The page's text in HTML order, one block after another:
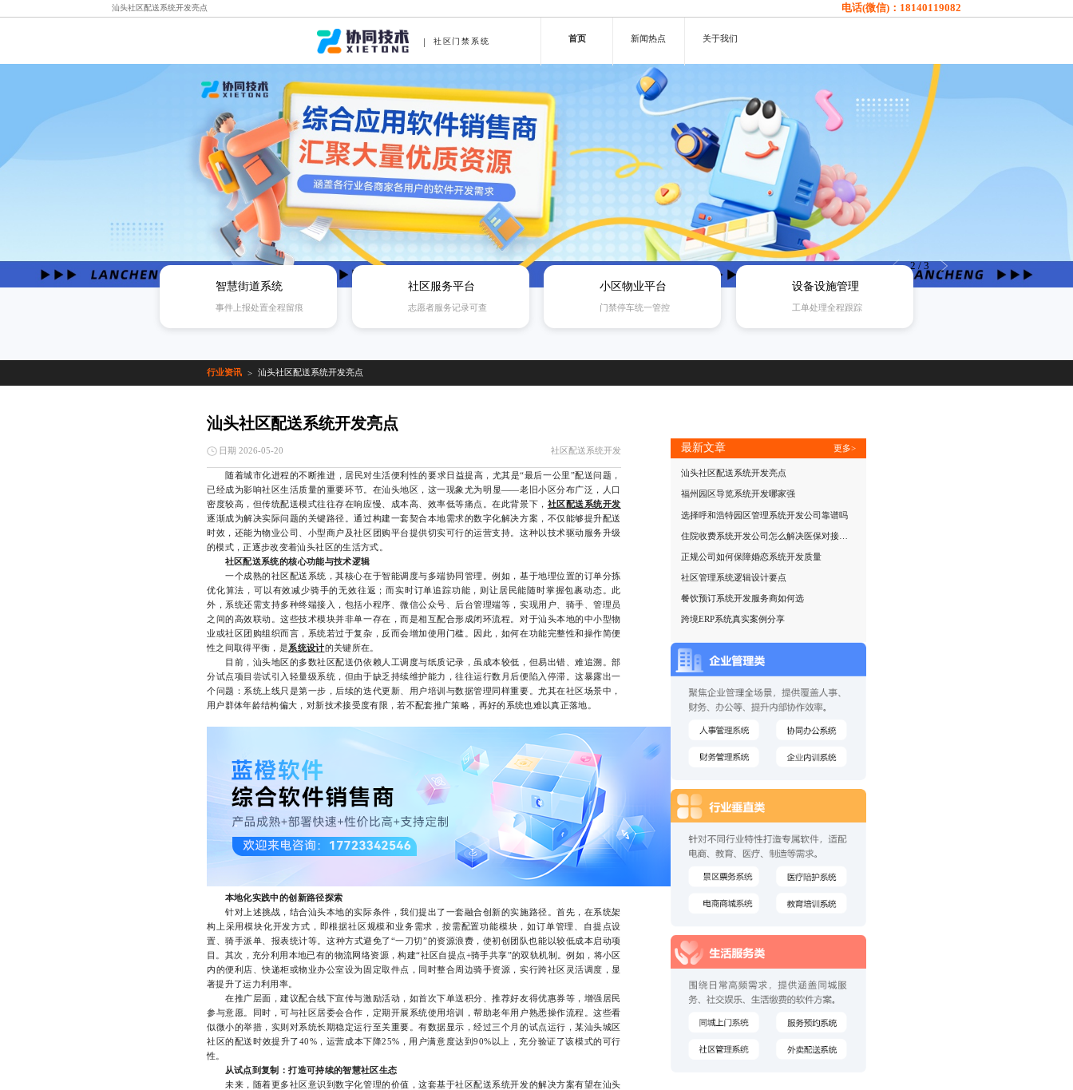
汕头社区配送系统开发亮点 电话(微信)： 18140119082
社区门禁系统 首页 新闻热点 关于我们
3/3
智慧街道系统
事件上报处置全程留痕
社区服务平台
志愿者服务记录可查
小区物业平台
门禁停车统一管控
设备设施管理
工单处理全程跟踪
行业资讯 > 汕头社区配送系统开发亮点
汕头社区配送系统开发亮点
日期 2026-05-20 社区配送系统开发
随着城市化进程的不断推进，居民对生活便利性的要求日益提高，尤其是“最后一公里”配送问题，
已经成为影响社区生活质量的重要环节。在汕头地区，这一现象尤为明显——老旧小区分布广泛，人口
密度较高，但传统配送模式往往存在响应慢、成本高、效率低等痛点。在此背景下， 社区配送系统开发
逐渐成为解决实际问题的关键路径。通过构建一套契合本地需求的数字化解决方案，不仅能够提升配送
时效，还能为物业公司、小型商户及社区团购平台提供切实可行的运营支持。这种以技术驱动服务升级
的模式，正逐步改变着汕头社区的生活方式。
社区配送系统的核心功能与技术逻辑
一个成熟的社区配送系统，其核心在于智能调度与多端协同管理。例如，基于地理位置的订单分拣
优化算法，可以有效减少骑手的无效往返；而实时订单追踪功能，则让居民能随时掌握包裹动态。此
外，系统还需支持多种终端接入，包括小程序、微信公众号、后台管理端等，实现用户、骑手、管理员
之间的高效联动。这些技术模块并非单一存在，而是相互配合形成闭环流程。对于汕头本地的中小型物
业或社区团购组织而言，系统若过于复杂，反而会增加使用门槛。因此，如何在功能完整性和操作简便
性之间取得平衡，是系统设计的关键所在。
目前，汕头地区的多数社区配送仍依赖人工调度与纸质记录，虽成本较低，但易出错、难追溯。部
分试点项目尝试引入轻量级系统，但由于缺乏持续维护能力，往往运行数月后便陷入停滞。这暴露出一
个问题：系统上线只是第一步，后续的迭代更新、用户培训与数据管理同样重要。尤其在社区场景中，
用户群体年龄结构偏大，对新技术接受度有限，若不配套推广策略，再好的系统也难以真正落地。
本地化实践中的创新路径探索
针对上述挑战，结合汕头本地的实际条件，我们提出了一套融合创新的实施路径。首先，在系统架
构上采用模块化开发方式，即根据社区规模和业务需求，按需配置功能模块，如订单管理、自提点设
置、骑手派单、报表统计等。这种方式避免了“一刀切”的资源浪费，使初创团队也能以较低成本启动项
目。其次，充分利用本地已有的物流网络资源，构建“社区自提点+骑手共享”的双轨机制。例如，将小区
内的便利店、快递柜或物业办公室设为固定取件点，同时整合周边骑手资源，实行跨社区灵活调度，显
著提升了运力利用率。
在推广层面，建议配合线下宣传与激励活动，如首次下单送积分、推荐好友得优惠券等，增强居民
参与意愿。同时，可与社区居委会合作，定期开展系统使用培训，帮助老年用户熟悉操作流程。这些看
似微小的举措，实则对系统长期稳定运行至关重要。有数据显示，经过三个月的试点运行，某汕头城区
社区的配送时效提升了40%，运营成本下降25%，用户满意度达到90%以上，充分验证了该模式的可行
性。
从试点到复制：打造可持续的智慧社区生态
未来，随着更多社区意识到数字化管理的价值，这套基于社区配送系统开发的解决方案有望在汕头
最新文章 更多>
汕头社区配送系统开发亮点
福州园区导览系统开发哪家强
选择呼和浩特园区管理系统开发公司靠谱吗
住院收费系统开发公司怎么解决医保对接难题
正规公司如何保障婚恋系统开发质量
社区管理系统逻辑设计要点
餐饮预订系统开发服务商如何选
跨境ERP系统真实案例分享